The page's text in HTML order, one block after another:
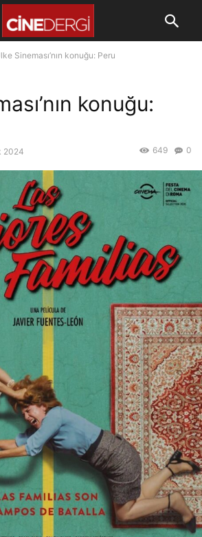
Sineması’nın konuğu: Peru
konuğu:
2024 0
649